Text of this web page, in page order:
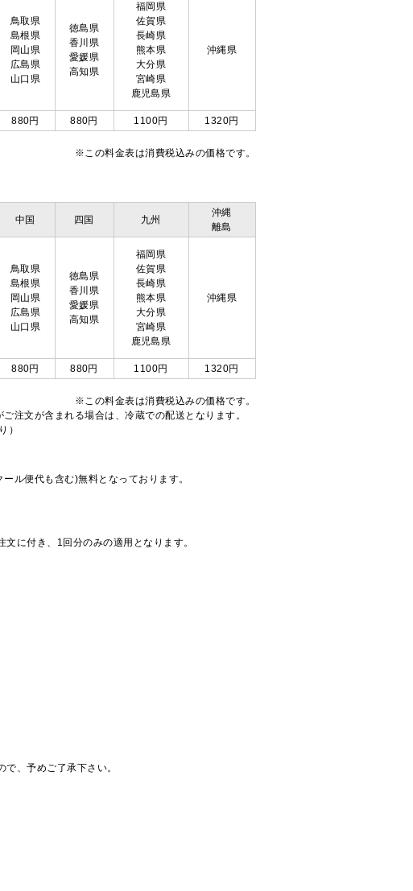
鳥取県
島根県
岡山県
広島県
山口県
徳島県
香川県
愛媛県
高知県
福岡県
佐賀県
長崎県
熊本県
大分県
宮崎県
鹿児島県
沖縄県
880円 880円 1100円 1320円
※この料金表は消費税込みの価格です。
中国 四国 九州
沖縄
離島
鳥取県
島根県
岡山県
広島県
山口県
徳島県
香川県
愛媛県
高知県
福岡県
佐賀県
長崎県
熊本県
大分県
宮崎県
鹿児島県
沖縄県
880円 880円 1100円 1320円
※この料金表は消費税込みの価格です。
注文が含まれる場合は、冷蔵での配送となります。
）
ル便代も含む)無料となっております。
に付き、1回分のみの適用となります。
、予めご了承下さい。